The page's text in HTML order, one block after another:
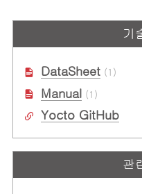
NXP® i.MX 95 6코어 Arm®
Cortex-A55/M7/M33 기반 I-
기
DataSheet(1)
Manual (1)
Yocto GitHub
관